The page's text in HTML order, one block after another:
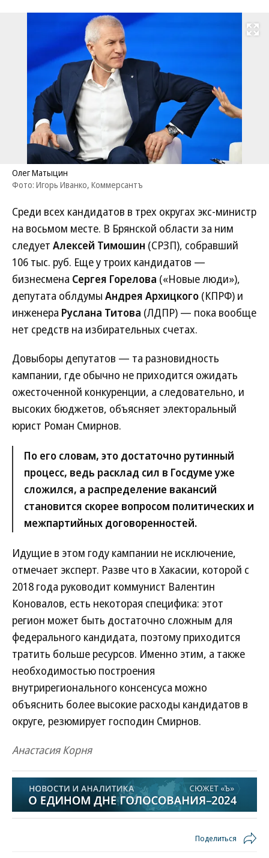
Развернуть
Олег Матыцин
Фото: Игорь Иванко, Коммерсантъ
Среди всех кандидатов в трех округах экс-министр
на восьмом месте. В Брянской области за ним
следует Алексей Тимошин (СРЗП), собравший
106 тыс. руб. Еще у троих кандидатов —
бизнесмена Сергея Горелова («Новые люди»),
депутата облдумы Андрея Архицкого (КПРФ) и
инженера Руслана Титова (ЛДПР) — пока вообще
нет средств на избирательных счетах.
Довыборы депутатов — та разновидность
кампании, где обычно не приходится ожидать
ожесточенной конкуренции, а следовательно, и
высоких бюджетов, объясняет электоральный
юрист Роман Смирнов.
По его словам, это достаточно рутинный
процесс, ведь расклад сил в Госдуме уже
сложился, а распределение вакансий
становится скорее вопросом политических и
межпартийных договоренностей.
Идущие в этом году кампании не исключение,
отмечает эксперт. Разве что в Хакасии, которой с
2018 года руководит коммунист Валентин
Коновалов, есть некоторая специфика: этот
регион может быть достаточно сложным для
федерального кандидата, поэтому приходится
тратить больше ресурсов. Именно этим, а также
необходимостью построения
внутрирегионального консенсуса можно
объяснить более высокие расходы кандидатов в
округе, резюмирует господин Смирнов.
Анастасия Корня
Поделиться